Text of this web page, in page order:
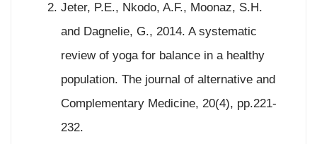
Jeter, P.E., Nkodo, A.F., Moonaz, S.H.
and Dagnelie, G., 2014. A systematic
review of yoga for balance in a healthy
population. The journal of alternative and
Complementary Medicine, 20(4), pp.221-
232.